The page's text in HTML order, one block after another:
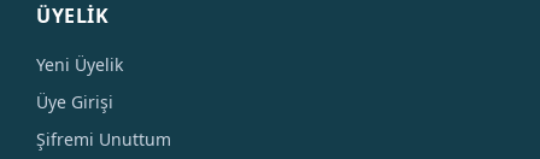
ÜYELİK
Yeni Üyelik
Üye Girişi
Şifremi Unuttum